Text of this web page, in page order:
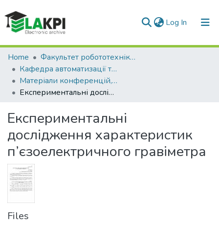
Log In (current)
Communities & Collections
All of DSpace
Statistics
Home
Факультет робототехніки та приладобудування (ФРП)
Кафедра автоматизації та систем неруйнівного контролю (АСНК)
Матеріали конференцій, семінарів і т.п. (АСНК)
Експериментальні дослідження характеристик п’єзоелектричного гравіметра
Експериментальні
дослідження характеристик
п’єзоелектричного гравіметра
Files